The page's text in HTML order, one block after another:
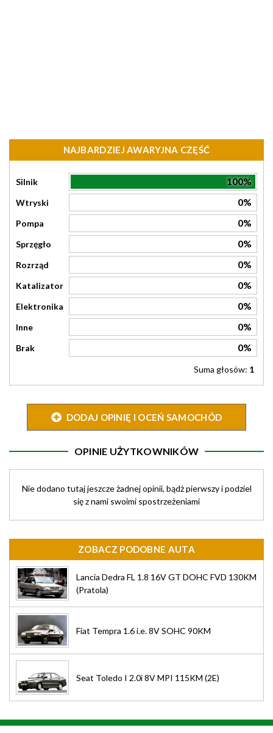
NAJBARDZIEJ AWARYJNA CZĘŚĆ
Silnik 100%
Wtryski 0%
Pompa 0%
Sprzęgło 0%
Rozrząd 0%
Katalizator 0%
Elektronika 0%
Inne 0%
Brak 0%
Suma głosów: 1
DODAJ OPINIĘ I OCEŃ SAMOCHÓD
OPINIE UŻYTKOWNIKÓW
Nie dodano tutaj jeszcze żadnej opinii, bądż pierwszy i podziel
się z nami swoimi spostrzeżeniami
ZOBACZ PODOBNE AUTA
Lancia Dedra FL 1.8 16V GT DOHC FVD 130KM
(Pratola)
Fiat Tempra 1.6 i.e. 8V SOHC 90KM
Seat Toledo I 2.0i 8V MPI 115KM (2E)